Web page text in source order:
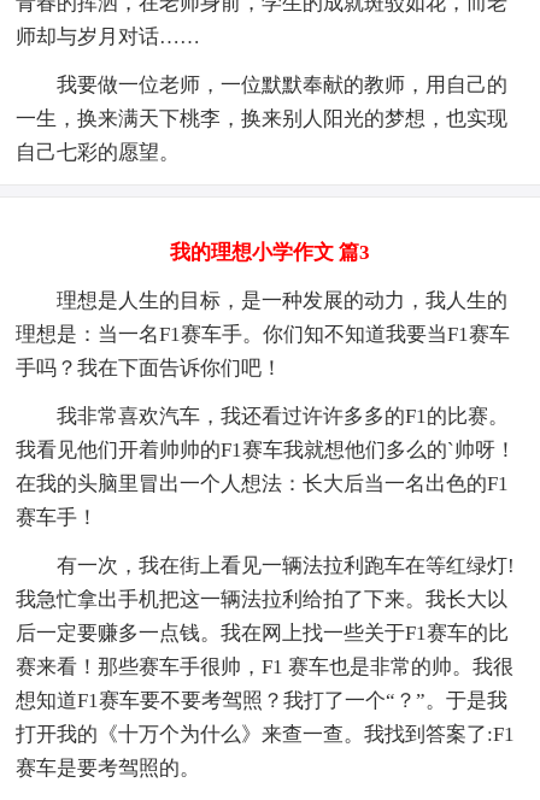
师却与岁月对话……
我要做一位老师，一位默默奉献的教师，用自己的
一生，换来满天下桃李，换来别人阳光的梦想，也实现
自己七彩的愿望。
我的理想小学作文 篇3
理想是人生的目标，是一种发展的动力，我人生的
理想是：当一名F1赛车手。你们知不知道我要当F1赛车
手吗？我在下面告诉你们吧！
我非常喜欢汽车，我还看过许许多多的F1的比赛。
我看见他们开着帅帅的F1赛车我就想他们多么的`帅呀！
在我的头脑里冒出一个人想法：长大后当一名出色的F1
赛车手！
有一次，我在街上看见一辆法拉利跑车在等红绿灯!
我急忙拿出手机把这一辆法拉利给拍了下来。我长大以
后一定要赚多一点钱。我在网上找一些关于F1赛车的比
赛来看！那些赛车手很帅，F1 赛车也是非常的帅。我很
想知道F1赛车要不要考驾照？我打了一个“？”。于是我
打开我的《十万个为什么》来查一查。我找到答案了:F1
赛车是要考驾照的。